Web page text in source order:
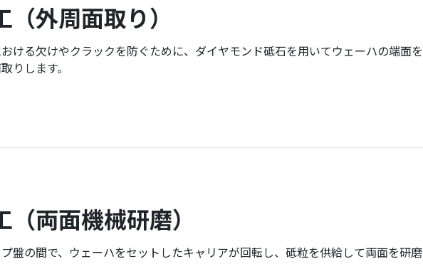
（外周面取り）
ける欠けやクラックを防ぐために、ダイヤモンド砥石を用いてウェーハの端面を
りします。
（両面機械研磨）
盤の間で、ウェーハをセットしたキャリアが回転し、砥粒を供給して両面を研磨